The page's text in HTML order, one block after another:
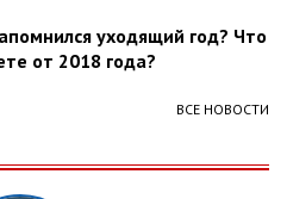
уходящий год? Что
от 2018 года?
ВСЕ НОВОСТИ